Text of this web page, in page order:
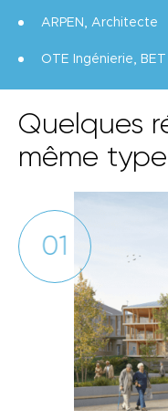
ARPEN, Architecte
OTE Ingénierie,
Quelques
même type
01